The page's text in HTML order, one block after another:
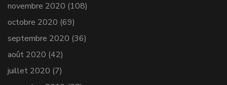
novembre 2020 (108)
octobre 2020 (69)
septembre 2020 (36)
août 2020 (42)
juillet 2020 (7)